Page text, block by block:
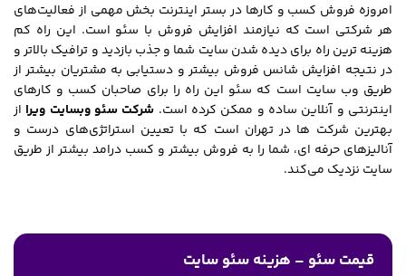
امروزه فروش کسب و کارها در بستر اینترنت بخش مهمی از فعالیت‌های
هر شرکتی است که نیازمند افزایش فروش با سئو است. این راه کم
هزینه ترین راه برای دیده شدن سایت شما و جذب بازدید و ترافیک بالاتر و
در نتیجه افزایش شانس فروش بیشتر و دستیابی به مشتریان بیشتر از
طریق وب سایت است که سئو این راه را برای صاحبان کسب و کارهای
اینترنتی و آنلاین ساده و ممکن کرده است. شرکت سئو وبسایت ویرا از
بهترین شرکت ها در تهران است که با تعیین استراتژی‌های درست و
آنالیزهای حرفه ای، شما را به فروش بیشتر و کسب درامد بیشتر از طریق
سایت نزدیک می‌کند.
قیمت سئو – هزینه سئو سایت